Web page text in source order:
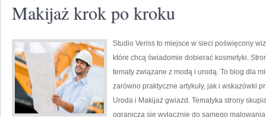
Makijaż krok po kroku
Studio Veriss to miejsce w sieci poświęcony
które chcą świadomie dobierać kosmetyki.
tematy związane z modą i urodą. To blog dla
zarówno praktyczne artykuły, jak i wskazówki
Uroda i Makijaż gwiazd. Tematyka strony
ogranicza się wyłącznie do samego